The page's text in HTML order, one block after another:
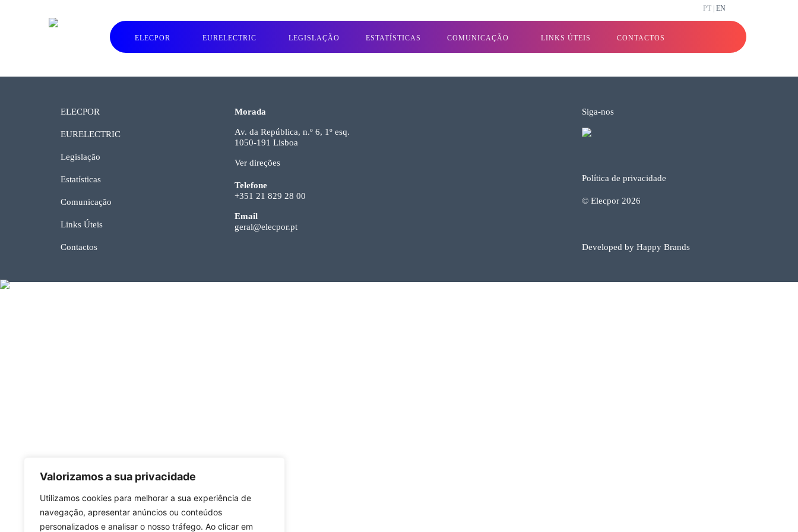
Valorizamos a sua privacidade
Utilizamos cookies para melhorar a sua experiência de
navegação, apresentar anúncios ou conteúdos
personalizados e analisar o nosso tráfego. Ao clicar em
PT | EN
ELECPOR EURELECTRIC LEGISLAÇÃO ESTATÍSTICAS COMUNICAÇÃO LINKS ÚTEIS CONTACTOS
ELECPOR
EURELECTRIC
Legislação
Estatísticas
Comunicação
Links Úteis
Contactos
Morada
Av. da República, n.º 6, 1º esq.
1050-191 Lisboa
Ver direções
Telefone
+351 21 829 28 00
Email
geral@elecpor.pt
Siga-nos
Política de privacidade
© Elecpor 2026
Developed by Happy Brands